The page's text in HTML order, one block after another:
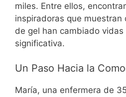
miles. Entre ellos,
inspiradoras que muestran
de gel han cambiado vidas
significativa.
Un Paso Hacia la
María, una enfermera de